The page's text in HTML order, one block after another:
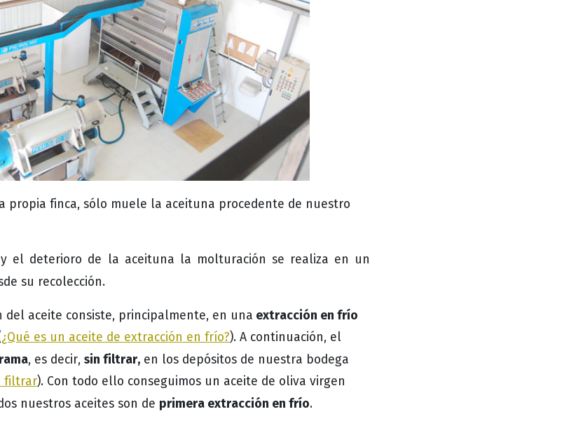
propia finca, sólo muele la aceituna procedente de nuestro
el deterioro de la aceituna la molturación se realiza en un
su recolección.
del aceite consiste, principalmente, en una extracción en frío
¿Qué es un aceite de extracción en frío?). A continuación, el
, es decir, sin filtrar, en los depósitos de nuestra bodega
filtrar). Con todo ello conseguimos un aceite de oliva virgen
nuestros aceites son de primera extracción en frío.